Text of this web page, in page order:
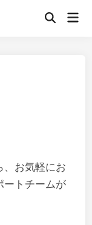
Open
、お気軽にお
ートチームが